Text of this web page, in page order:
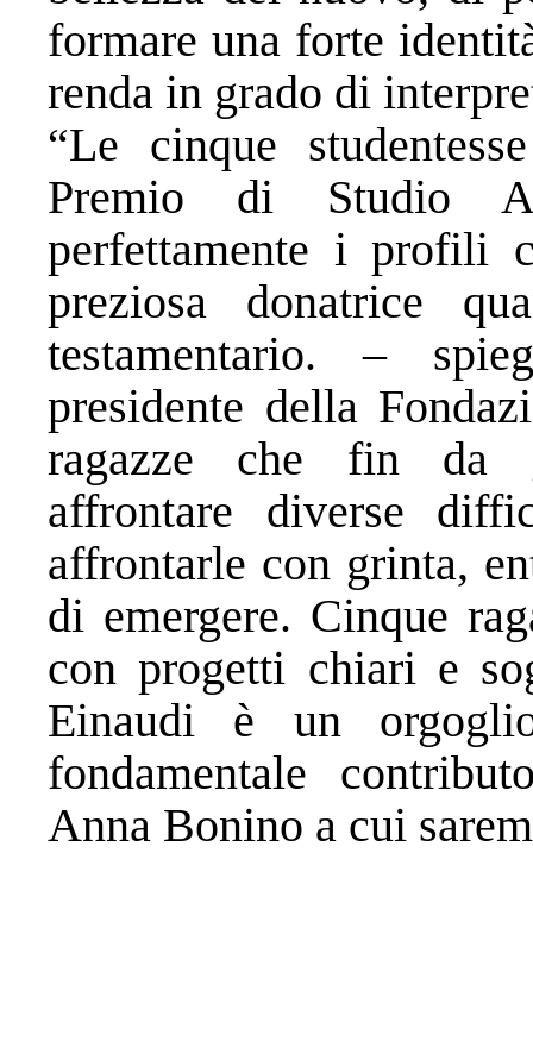
formare una forte
renda in grado di
“Le cinque
Premio di Studio
perfettamente i profili
preziosa donatrice
testamentario. –
presidente della
ragazze che fin da
affrontare diverse
affrontarle con grinta,
di emergere. Cinque
con progetti chiari e
Einaudi è un
fondamentale
Anna Bonino a cui